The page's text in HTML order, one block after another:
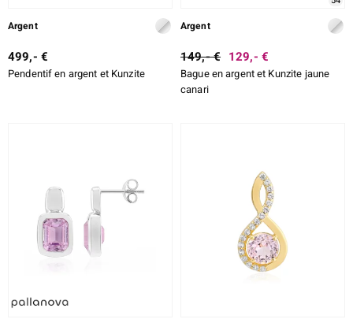
Argent
499,- €
Pendentif en argent et Kunzite
Argent
149,- € 129,- €
Bague en argent et Kunzite jaune
canari